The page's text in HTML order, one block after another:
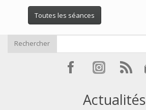
Toutes les séances
Rechercher
Actualités